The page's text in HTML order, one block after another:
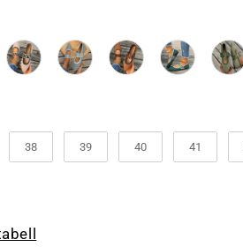
38 39 40 41